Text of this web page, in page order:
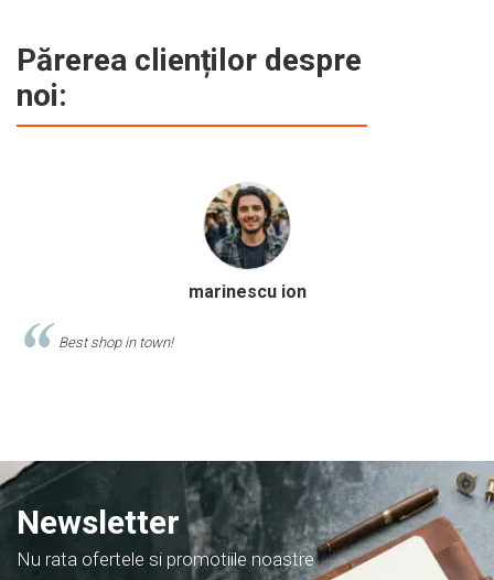
Părerea clienților despre
noi:
Calinescu Matei
Comand produse de papetarie si birotica de cel putin 10 ani de la
Newsletter
Nu rata ofertele si promotiile noastre